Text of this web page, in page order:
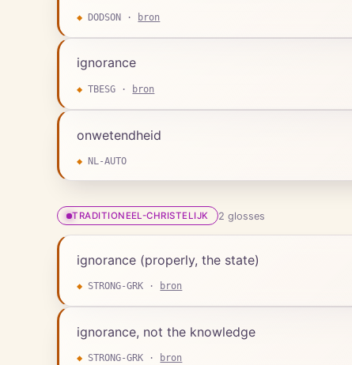
◆ DODSON · bron
ignorance
◆ TBESG · bron
onwetendheid
◆ NL-AUTO
TRADITIONEEL-CHRISTELIJK 2 glosses
ignorance (properly, the state)
◆ STRONG-GRK · bron
ignorance, not the knowledge
◆ STRONG-GRK · bron